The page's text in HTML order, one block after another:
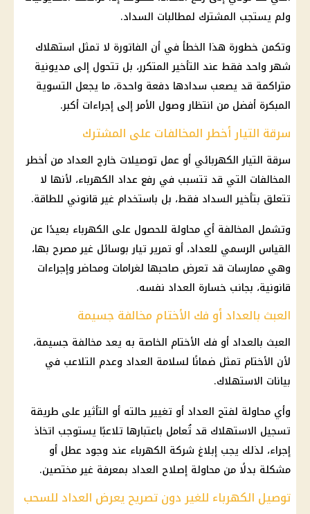
ولم يستجب المشترك لمطالبات السداد.
وتكمن خطورة هذا الخطأ في أن الفاتورة لا تمثل استهلاك
شهر واحد فقط عند التأخير المتكرر، بل تتحول إلى مديونية
متراكمة قد يصعب سدادها دفعة واحدة، ما يجعل التسوية
المبكرة أفضل من انتظار وصول الأمر إلى إجراءات أكبر.
سرقة التيار أخطر المخالفات على المشترك
سرقة التيار الكهربائي أو عمل توصيلات خارج العداد من أخطر
المخالفات التي قد تتسبب في رفع عداد الكهرباء، لأنها لا
تتعلق بتأخير السداد فقط، بل باستخدام غير قانوني للطاقة.
وتشمل المخالفة أي محاولة للحصول على الكهرباء بعيدًا عن
القياس الرسمي للعداد، أو تمرير تيار بوسائل غير مصرح بها،
وهي ممارسات قد تعرض صاحبها لغرامات ومحاضر وإجراءات
قانونية، بجانب خسارة العداد نفسه.
العبث بالعداد أو فك الأختام مخالفة جسيمة
العبث بالعداد أو فك الأختام الخاصة به يعد مخالفة جسيمة،
لأن الأختام تمثل ضمانًا لسلامة العداد وعدم التلاعب في
بيانات الاستهلاك.
وأي محاولة لفتح العداد أو تغيير حالته أو التأثير على طريقة
تسجيل الاستهلاك قد تُعامل باعتبارها تلاعبًا يستوجب اتخاذ
إجراء، لذلك يجب إبلاغ شركة الكهرباء عند وجود عطل أو
مشكلة بدلًا من محاولة إصلاح العداد بمعرفة غير مختصين.
توصيل الكهرباء للغير دون تصريح يعرض العداد للسحب